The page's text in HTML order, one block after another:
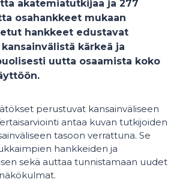
akatemiatutkijaa ja 277
osahankkeet mukaan
hankkeet edustavat
kärkeä ja
uutta osaamista koko
perustuvat kansainväliseen
antaa kuvan tutkijoiden
tasoon verrattuna. Se
hankkeiden ja
sekä auttaa tunnistamaan uudet